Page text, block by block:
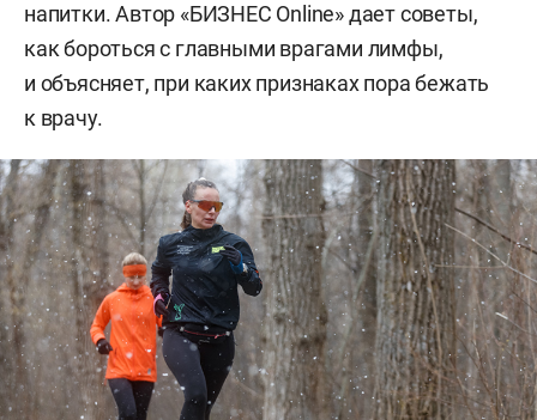
напитки. Автор «БИЗНЕС Online» дает советы,
как бороться с главными врагами лимфы,
и объясняет, при каких признаках пора бежать
к врачу.